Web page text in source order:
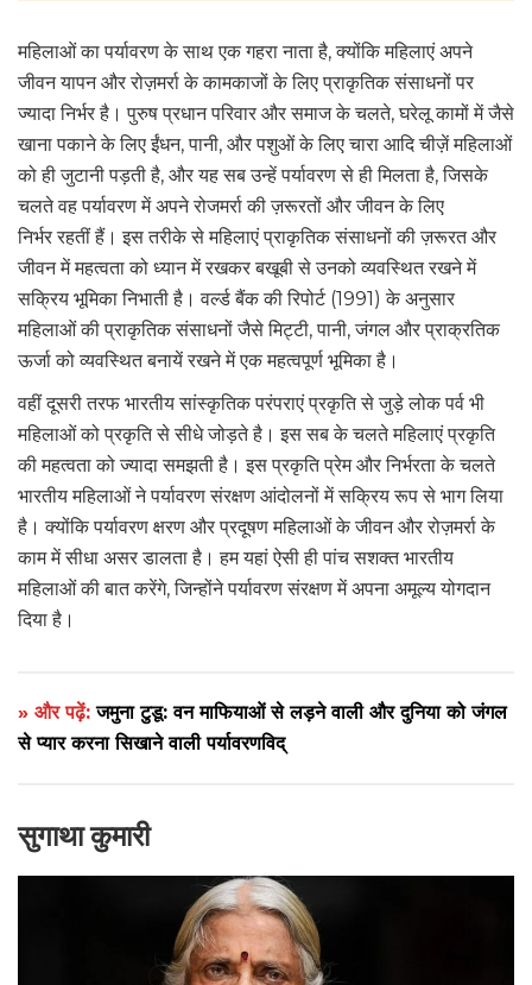
महिलाओं का पर्यावरण के साथ एक गहरा नाता है, क्योंकि महिलाएं अपने
जीवन यापन और रोज़मर्रा के कामकाजों के लिए प्राकृतिक संसाधनों पर
ज्यादा निर्भर है। पुरुष प्रधान परिवार और समाज के चलते, घरेलू कामों में जैसे
खाना पकाने के लिए ईंधन, पानी, और पशुओं के लिए चारा आदि चीज़ें महिलाओं
को ही जुटानी पड़ती है, और यह सब उन्हें पर्यावरण से ही मिलता है, जिसके
चलते वह पर्यावरण में अपने रोजमर्रा की ज़रूरतों और जीवन के लिए
निर्भर रहतीं हैं। इस तरीके से महिलाएं प्राकृतिक संसाधनों की ज़रूरत और
जीवन में महत्वता को ध्यान में रखकर बखूबी से उनको व्यवस्थित रखने में
सक्रिय भूमिका निभाती है। वर्ल्ड बैंक की रिपोर्ट (1991) के अनुसार
महिलाओं की प्राकृतिक संसाधनों जैसे मिट्टी, पानी, जंगल और प्राक्रतिक
ऊर्जा को व्यवस्थित बनायें रखने में एक महत्वपूर्ण भूमिका है।
वहीं दूसरी तरफ भारतीय सांस्कृतिक परंपराएं प्रकृति से जुड़े लोक पर्व भी
महिलाओं को प्रकृति से सीधे जोड़ते है। इस सब के चलते महिलाएं प्रकृति
की महत्वता को ज्यादा समझती है। इस प्रकृति प्रेम और निर्भरता के चलते
भारतीय महिलाओं ने पर्यावरण संरक्षण आंदोलनों में सक्रिय रूप से भाग लिया
है। क्योंकि पर्यावरण क्षरण और प्रदूषण महिलाओं के जीवन और रोज़मर्रा के
काम में सीधा असर डालता है। हम यहां ऐसी ही पांच सशक्त भारतीय
महिलाओं की बात करेंगे, जिन्होंने पर्यावरण संरक्षण में अपना अमूल्य योगदान
दिया है।
» और पढ़ें:जमुना टुडू: वन माफियाओं से लड़ने वाली और दुनिया को जंगल
से प्यार करना सिखाने वाली पर्यावरणविद्
सुगाथा कुमारी